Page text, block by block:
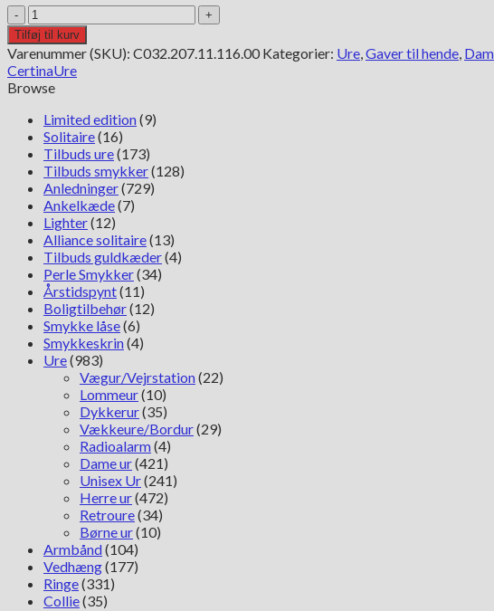
Certina
DS
Action
C032.207.11.116.00
antal
Tilføj til kurv
Varenummer (SKU): C032.207.11.116.00 Kategorier: Ure,Gaver til hende,
CertinaUre
Browse
Limited edition(9)
Solitaire(16)
Tilbuds ure(173)
Tilbuds smykker(128)
Anledninger(729)
Ankelkæde(7)
Lighter(12)
Alliance solitaire(13)
Tilbuds guldkæder(4)
Perle Smykker(34)
Årstidspynt(11)
Boligtilbehør(12)
Smykke låse(6)
Smykkeskrin(4)
Ure(983)
Vægur/Vejrstation(22)
Lommeur(10)
Dykkerur(35)
Vækkeure/Bordur(29)
Radioalarm(4)
Dame ur(421)
Unisex Ur(241)
Herre ur(472)
Retroure(34)
Børne ur(10)
Armbånd(104)
Vedhæng(177)
Ringe(331)
Collie(35)